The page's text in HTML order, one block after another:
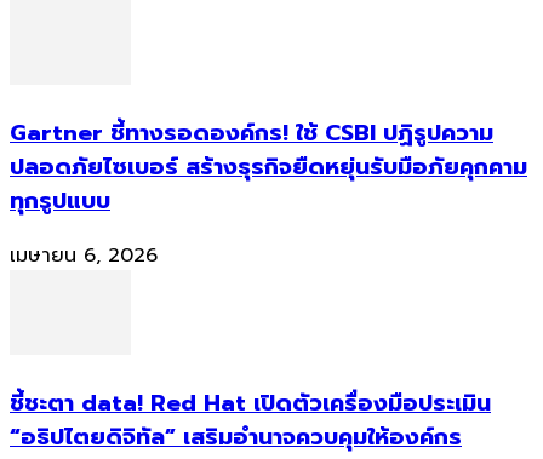
Gartner ชี้ทางรอดองค์กร! ใช้ CSBI ปฏิรูปความ
ปลอดภัยไซเบอร์ สร้างธุรกิจยืดหยุ่นรับมือภัยคุกคาม
ทุกรูปแบบ
เมษายน 6, 2026
ชี้ชะตา data! Red Hat เปิดตัวเครื่องมือประเมิน
“อธิปไตยดิจิทัล” เสริมอำนาจควบคุมให้องค์กร